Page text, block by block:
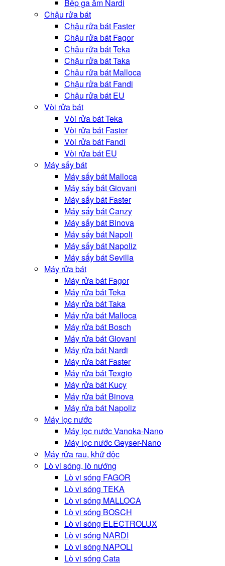
Bếp ga âm Nardi
Chậu rửa bát
Chậu rửa bát Faster
Chậu rửa bát Fagor
Chậu rửa bát Teka
Chậu rửa bát Taka
Chậu rửa bát Malloca
Chậu rửa bát Fandi
Chậu rửa bát EU
Vòi rửa bát
Vòi rửa bát Teka
Vòi rửa bát Faster
Vòi rửa bát Fandi
Vòi rửa bát EU
Máy sấy bát
Máy sấy bát Malloca
Máy sấy bát Giovani
Máy sấy bát Faster
Máy sấy bát Canzy
Máy sấy bát Binova
Máy sấy bát Napoli
Máy sấy bát Napoliz
Máy sấy bát Sevilla
Máy rửa bát
Máy rửa bát Fagor
Máy rửa bát Teka
Máy rửa bát Taka
Máy rửa bát Malloca
Máy rửa bát Bosch
Máy rửa bát Giovani
Máy rửa bát Nardi
Máy rửa bát Faster
Máy rửa bát Texgio
Máy rửa bát Kucy
Máy rửa bát Binova
Máy rửa bát Napoliz
Máy lọc nước
Máy lọc nước Vanoka-Nano
Máy lọc nước Geyser-Nano
Máy rửa rau, khử độc
Lò vi sóng, lò nướng
Lò vi sóng FAGOR
Lò vi sóng TEKA
Lò vi sóng MALLOCA
Lò vi sóng BOSCH
Lò vi sóng ELECTROLUX
Lò vi sóng NARDI
Lò vi sóng NAPOLI
Lò vi sóng Cata